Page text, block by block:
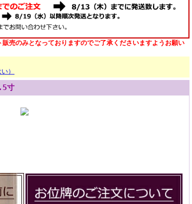
売のみとなっておりますのでご了承くださいますようお願い
）
寸